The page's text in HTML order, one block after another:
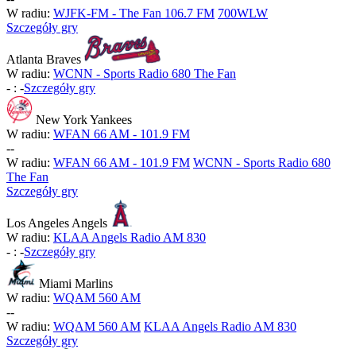
W radiu: WJFK-FM - The Fan 106.7 FM 700WLW
Szczegóły gry
Atlanta Braves
W radiu: WCNN - Sports Radio 680 The Fan
- : -Szczegóły gry
New York Yankees
W radiu: WFAN 66 AM - 101.9 FM
--
W radiu: WFAN 66 AM - 101.9 FM WCNN - Sports Radio 680
The Fan
Szczegóły gry
Los Angeles Angels
W radiu: KLAA Angels Radio AM 830
- : -Szczegóły gry
Miami Marlins
W radiu: WQAM 560 AM
--
W radiu: WQAM 560 AM KLAA Angels Radio AM 830
Szczegóły gry